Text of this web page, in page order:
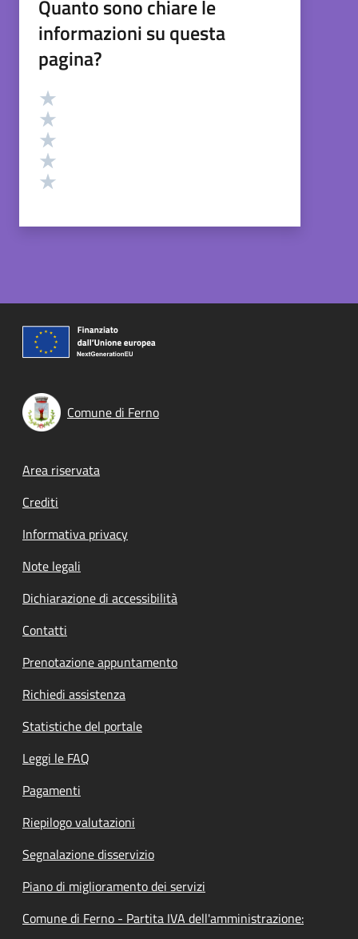
Quanto sono chiare le
informazioni su questa
pagina?
Valutazione
Comune di Ferno
Footer menu
Area riservata
Crediti
Informativa privacy
Note legali
Dichiarazione di accessibilità
Contatti
Prenotazione appuntamento
Richiedi assistenza
Statistiche del portale
Leggi le FAQ
Pagamenti
Riepilogo valutazioni
Segnalazione disservizio
Piano di miglioramento dei servizi
Comune di Ferno - Partita IVA dell'amministrazione: